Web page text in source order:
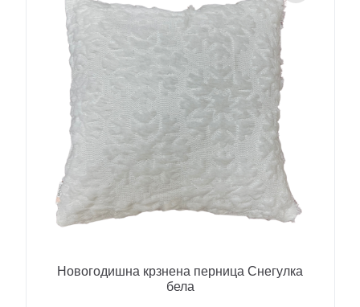
Новогодишна крзнена перница Снегyлка
бела